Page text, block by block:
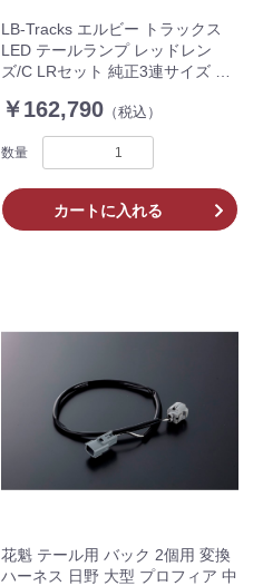
LB-Tracks エルビー トラックス
LED テールランプ レッドレン
ズ/C LRセット 純正3連サイズ シ
対応 SEA機能
￥162,790（税込）
数量
カートに入れる
花魁 テール用 バック 2個用 変換
ハーネス 日野 大型 プロフィア 中